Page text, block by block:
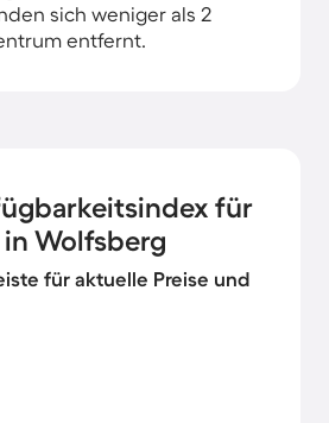
sich weniger als 2
entfernt.
für
Wolfsberg
für aktuelle Preise und